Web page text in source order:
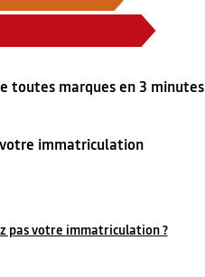
toutes marques en 3 minutes
immatriculation
pas votre immatriculation ?